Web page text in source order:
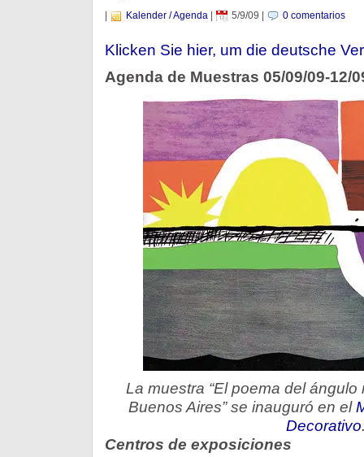
Kalender / Agenda| 5/9/09 0 comentarios
Klicken Sie hier, um die deutsche
Agenda de Muestras 05/09/09-12/
La muestra “El poema del
Buenos Aires” se inauguró en el
Decorativo
Centros de exposiciones